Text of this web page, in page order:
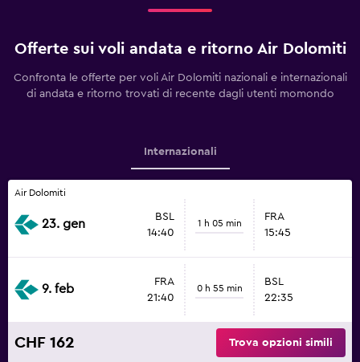
Offerte sui voli andata e ritorno Air Dolomiti
Confronta le offerte per voli Air Dolomiti nazionali e internazionali
di andata e ritorno trovati di recente dagli utenti momondo
Internazionali
Air Dolomiti
23. gen
BSL
14:40
1 h 05 min
FRA
15:45
9. feb
FRA
21:40
0 h 55 min
BSL
22:35
CHF 162 Trova opzioni simili